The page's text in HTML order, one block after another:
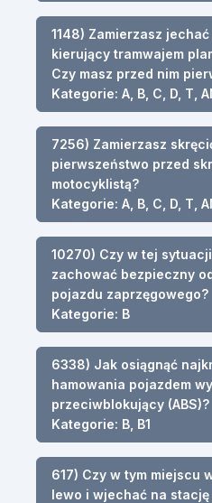
1148) Zamierzasz
kierujący tramwajem
Czy masz przed nim
Kategorie: A, B, C, D, T,
7256) Zamierzasz
pierwszeństwo przed
motocyklistą?
Kategorie: A, B, C, D, T,
10270) Czy w tej
zachować bezpieczny
pojazdu zaprzęgowego?
Kategorie: B
6338) Jak osiągnąć
hamowania pojazdem
przeciwblokujący (ABS)?
Kategorie: B, B1
617) Czy w tym miejscu
lewo i wjechać na